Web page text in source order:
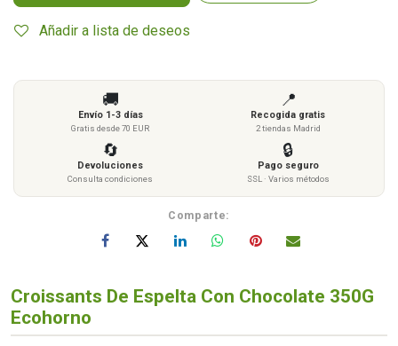
Añadir a lista de deseos
🚚
Envío 1-3 días
Gratis desde 70 EUR
📍
Recogida gratis
2 tiendas Madrid
🔄
Devoluciones
Consulta condiciones
🔒
Pago seguro
SSL · Varios métodos
Comparte:
Croissants De Espelta Con Chocolate 350G
Ecohorno